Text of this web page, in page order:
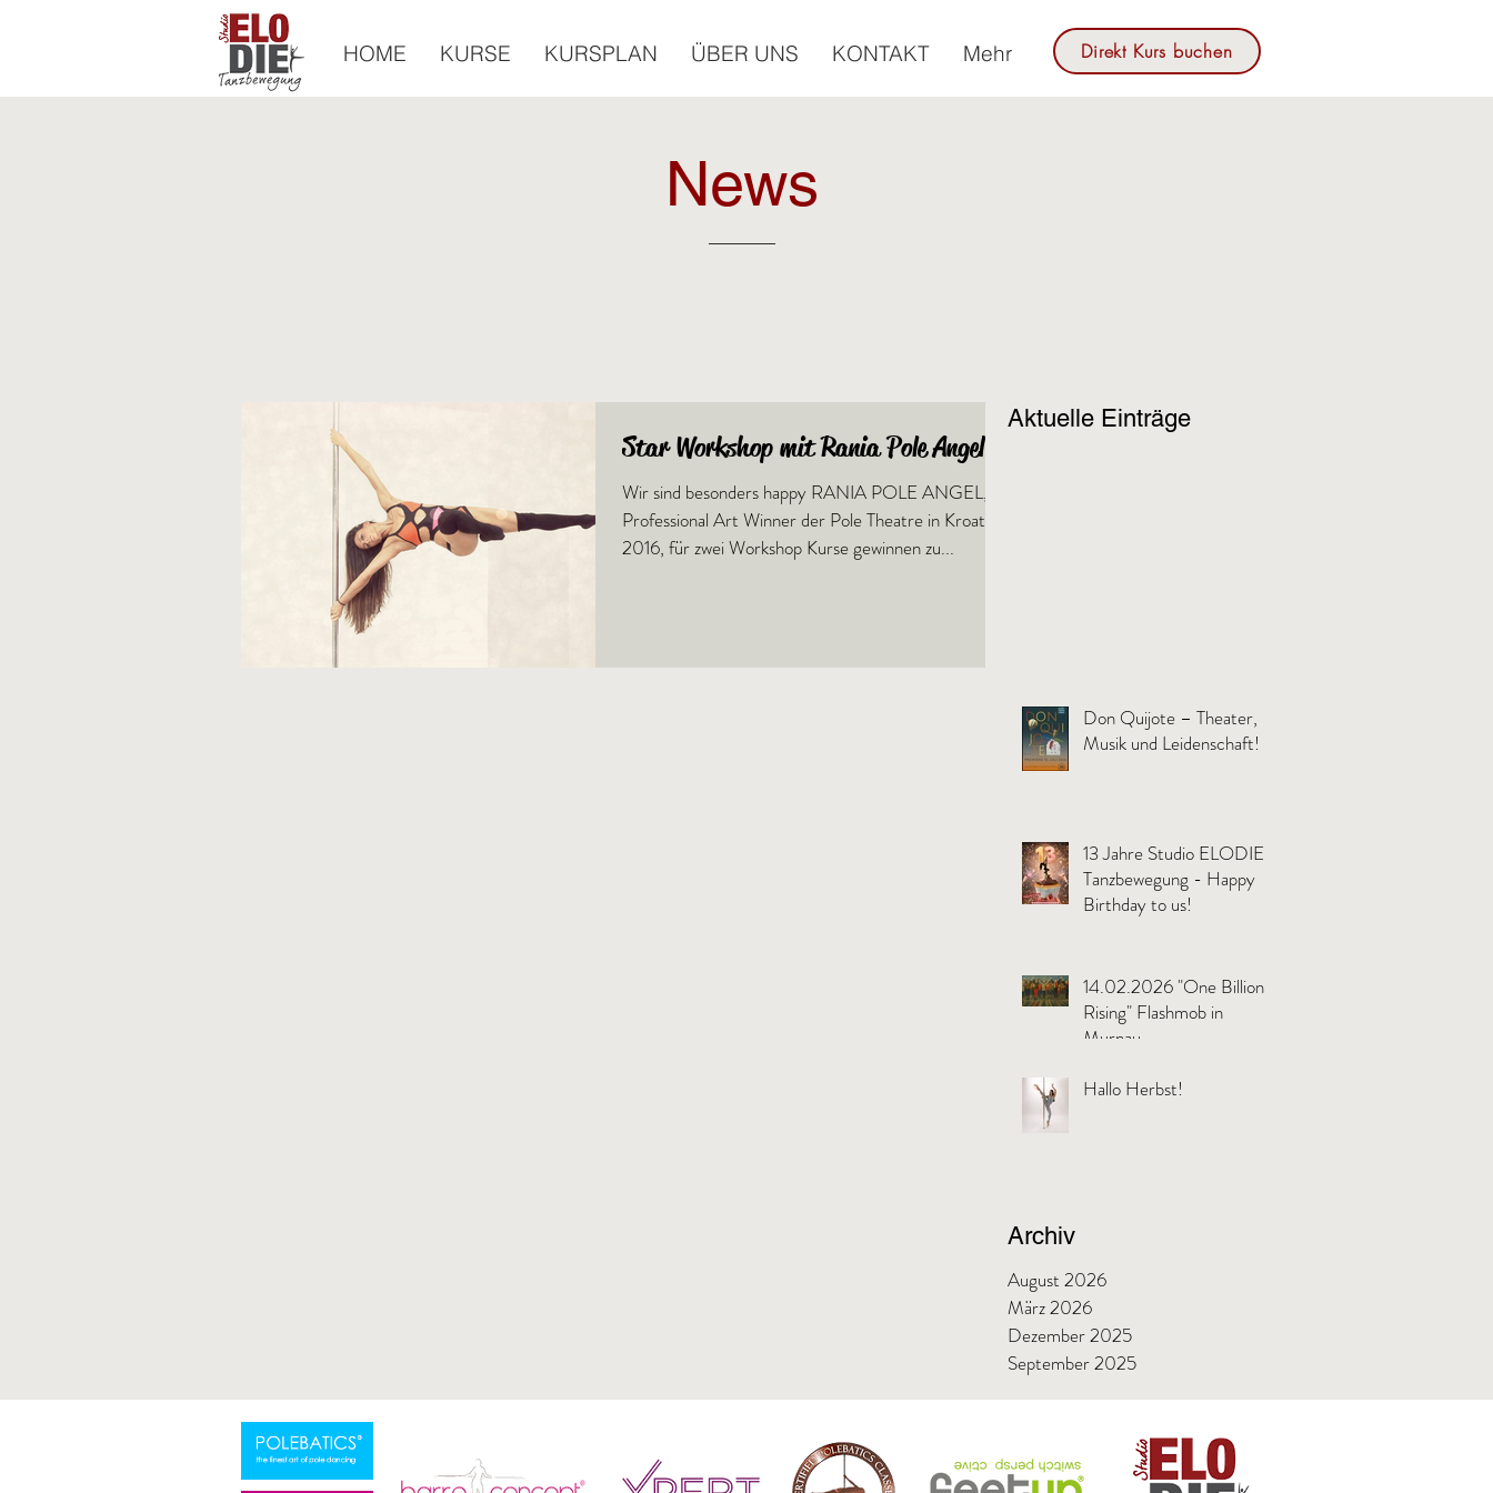
HOME KURSE KURSPLAN ÜBER UNS KONTAKT Mehr Direkt Kurs buchen
News
Star Workshop mit Rania Pole Angel
Wir sind besonders happy RANIA POLE ANGEL,
Professional Art Winner der Pole Theatre in Kroatien
2016, für zwei Workshop Kurse gewinnen zu...
Aktuelle Einträge
Don Quijote – Theater,
Musik und Leidenschaft!
13 Jahre Studio ELODIE
Tanzbewegung - Happy
Birthday to us!
14.02.2026 "One Billion
Rising" Flashmob in
Murnau
Hallo Herbst!
Archiv
August 2026
März 2026
Dezember 2025
September 2025